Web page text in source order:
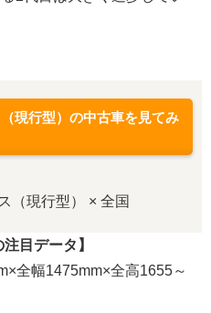
現行型）の中古車を見てみ
（現行型） × 全国
目データ】
全幅1475mm×全高1655～